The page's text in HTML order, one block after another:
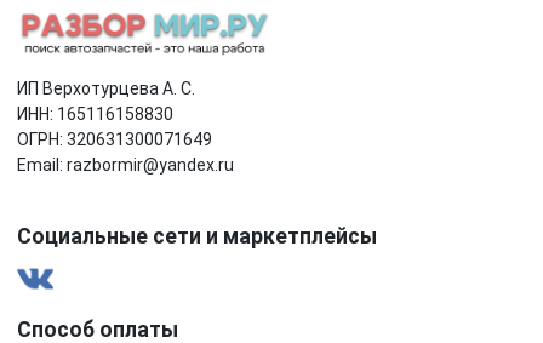
ИП Верхотурцева А. С.
ИНН: 165116158830
ОГРН: 320631300071649
Email: razbormir@yandex.ru
Социальные сети и маркетплейсы
Способ оплаты